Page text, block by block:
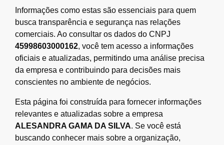
Informações como estas são essenciais para quem
busca transparência e segurança nas relações
comerciais. Ao consultar os dados do CNPJ
45998603000162, você tem acesso a informações
oficiais e atualizadas, permitindo uma análise precisa
da empresa e contribuindo para decisões mais
conscientes no ambiente de negócios.
Esta página foi construída para fornecer informações
relevantes e atualizadas sobre a empresa
ALESANDRA GAMA DA SILVA. Se você está
buscando conhecer mais sobre a organização,